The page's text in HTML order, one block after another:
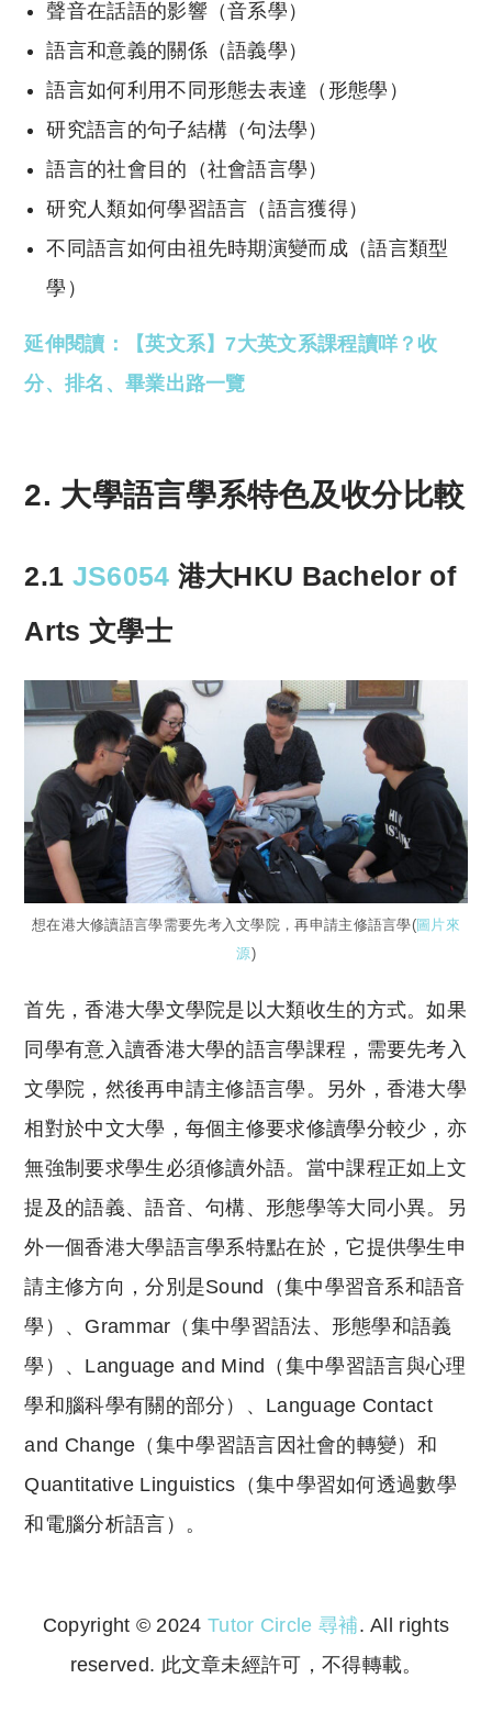
聲音在話語的影響（音系學）
語言和意義的關係（語義學）
語言如何利用不同形態去表達（形態學）
研究語言的句子結構（句法學）
語言的社會目的（社會語言學）
研究人類如何學習語言（語言獲得）
不同語言如何由祖先時期演變而成（語言類型
學）
延伸閱讀：【英文系】7大英文系課程讀咩？收
分、排名、畢業出路一覽
2. 大學語言學系特色及收分比較
2.1 JS6054 港大HKU Bachelor of
Arts 文學士
想在港大修讀語言學需要先考入文學院，再申請主修語言學(圖片來
源)
首先，香港大學文學院是以大類收生的方式。如果
同學有意入讀香港大學的語言學課程，需要先考入
文學院，然後再申請主修語言學。另外，香港大學
相對於中文大學，每個主修要求修讀學分較少，亦
無強制要求學生必須修讀外語。當中課程正如上文
提及的語義、語音、句構、形態學等大同小異。另
外一個香港大學語言學系特點在於，它提供學生申
請主修方向，分別是Sound（集中學習音系和語音
學）、Grammar（集中學習語法、形態學和語義
學）、Language and Mind（集中學習語言與心理
學和腦科學有關的部分）、Language Contact
and Change（集中學習語言因社會的轉變）和
Quantitative Linguistics（集中學習如何透過數學
和電腦分析語言）。
Copyright © 2024 Tutor Circle 尋補. All rights
reserved. 此文章未經許可，不得轉載。